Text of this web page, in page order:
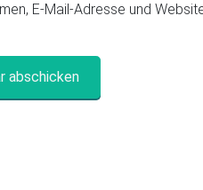
E-Mail-Adresse und